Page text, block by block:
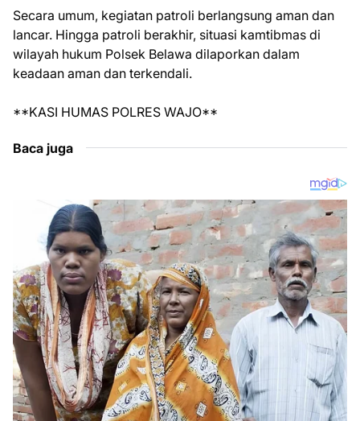
Secara umum, kegiatan patroli berlangsung aman dan
lancar. Hingga patroli berakhir, situasi kamtibmas di
wilayah hukum Polsek Belawa dilaporkan dalam
keadaan aman dan terkendali.
**KASI HUMAS POLRES WAJO**
Baca juga